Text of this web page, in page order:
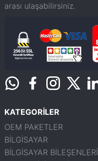
arası ulaşabilirsiniz.
KATEGORİLER
OEM PAKETLER
BİLGİSAYAR
BİLGİSAYAR BİLEŞENLERİ